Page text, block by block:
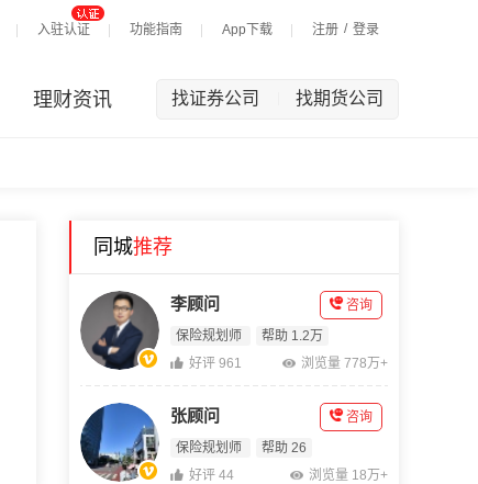
入驻认证 功能指南 App下载 注册 / 登录
理财资讯 找证券公司 找期货公司
同城推荐
李顾问
保险规划师 帮助 1.2万
咨询
好评 961 浏览量 778万+
张顾问
保险规划师 帮助 26
咨询
好评 44 浏览量 18万+